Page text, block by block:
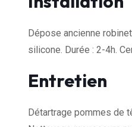
Dépose ancienne
silicone. Durée : 2-4h.
Entretien
Détartrage pommes de